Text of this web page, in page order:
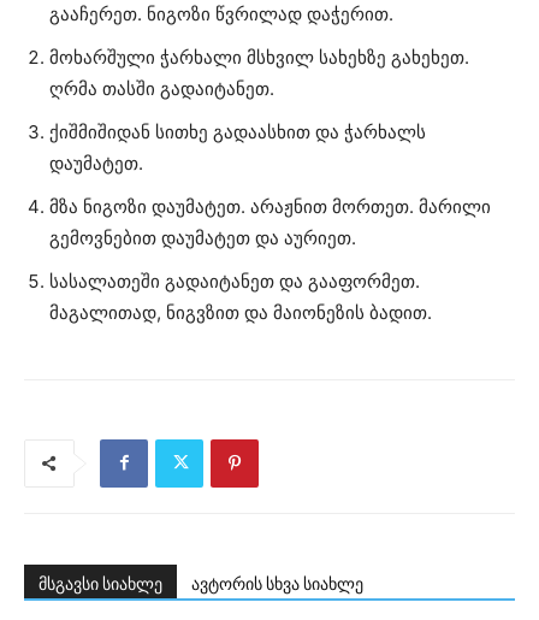
გააჩერეთ. ნიგოზი წვრილად დაჭერით.
მოხარშული ჭარხალი მსხვილ სახეხზე გახეხეთ.
ღრმა თასში გადაიტანეთ.
ქიშმიშიდან სითხე გადაასხით და ჭარხალს
დაუმატეთ.
მზა ნიგოზი დაუმატეთ. არაჟნით მორთეთ. მარილი
გემოვნებით დაუმატეთ და აურიეთ.
სასალათეში გადაიტანეთ და გააფორმეთ.
მაგალითად, ნიგვზით და მაიონეზის ბადით.
მსგავსი სიახლე ავტორის სხვა სიახლე